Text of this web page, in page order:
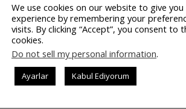
Yine Pos Terazi kullanarak dara
We use cookies on our website to give
experience by remembering your
visits. By clicking “Accept”, you consent to
cookies.
Do not sell my personal information.
Ayarlar Kabul Ediyorum